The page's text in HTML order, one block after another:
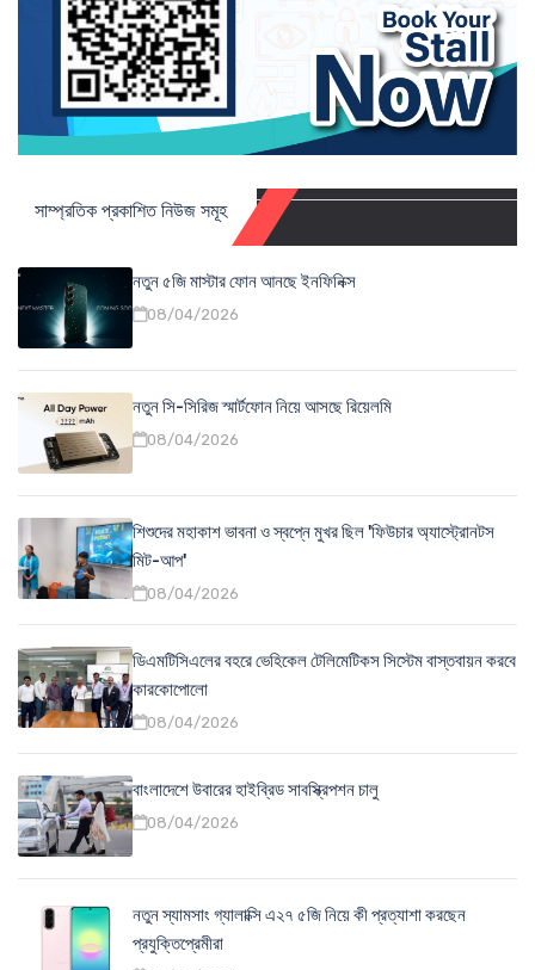
সাম্প্রতিক প্রকাশিত নিউজ সমূহ
নতুন ৫জি মাস্টার ফোন আনছে ইনফিনিক্স
08/04/2026
নতুন সি-সিরিজ স্মার্টফোন নিয়ে আসছে রিয়েলমি
08/04/2026
শিশুদের মহাকাশ ভাবনা ও স্বপ্নে মুখর ছিল 'ফিউচার অ্যাস্ট্রোনটস
মিট-আপ'
08/04/2026
ডিএমটিসিএলের বহরে ভেহিকেল টেলিমেটিকস সিস্টেম বাস্তবায়ন করবে
কারকোপোলো
08/04/2026
বাংলাদেশে উবারের হাইব্রিড সাবস্ক্রিপশন চালু
08/04/2026
নতুন স্যামসাং গ্যালাক্সি এ২৭ ৫জি নিয়ে কী প্রত্যাশা করছেন
প্রযুক্তিপ্রেমীরা